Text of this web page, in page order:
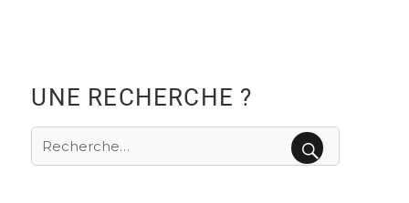
UNE RECHERCHE ?
Recherche
pour